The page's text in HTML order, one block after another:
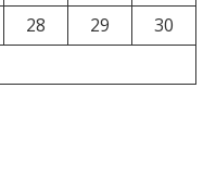
28 29
30